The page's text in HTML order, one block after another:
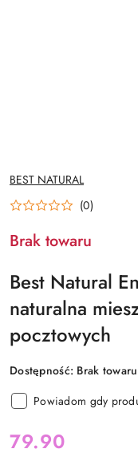
NAZWA
PRODUCENTA:
BEST NATURAL
(0)
Brak towaru
Best Natural
naturalna
pocztowych
Dostępność: Brak towaru
Powiadom gdy
cena:
79.90